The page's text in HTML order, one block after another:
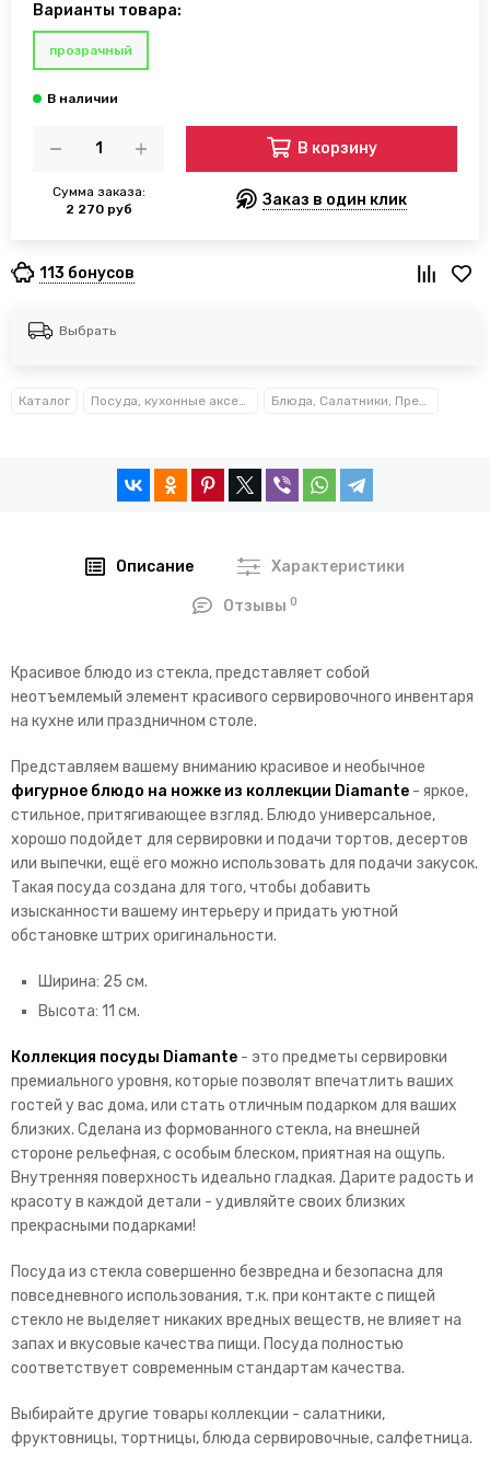
Варианты товара:
прозрачный
Сумма заказа:
2 270 руб
В корзину
Заказ в один клик
113 бонусов
Выбрать
Каталог Посуда, кухонные аксессуары и принадлежности TM Kamille TM Ofenbach Блюда, Салатники, Предметы сервировки Kamille™
Описание Характеристики
Отзывы0
Красивое блюдо из стекла, представляет собой
неотъемлемый элемент красивого сервировочного инвентаря
на кухне или праздничном столе.
Представляем вашему вниманию красивое и необычное
фигурное блюдо на ножке из коллекции Diamante - яркое,
стильное, притягивающее взгляд. Блюдо универсальное,
хорошо подойдет для сервировки и подачи тортов, десертов
или выпечки, ещё его можно использовать для подачи закусок.
Такая посуда создана для того, чтобы добавить
изысканности вашему интерьеру и придать уютной
обстановке штрих оригинальности.
Ширина: 25 см.
Высота: 11 см.
Коллекция посуды Diamante - это предметы сервировки
премиального уровня, которые позволят впечатлить ваших
гостей у вас дома, или стать отличным подарком для ваших
близких. Сделана из формованного стекла, на внешней
стороне рельефная, с особым блеском, приятная на ощупь.
Внутренняя поверхность идеально гладкая. Дарите радость и
красоту в каждой детали - удивляйте своих близких
прекрасными подарками!
Посуда из стекла совершенно безвредна и безопасна для
повседневного использования, т.к. при контакте с пищей
стекло не выделяет никаких вредных веществ, не влияет на
запах и вкусовые качества пищи. Посуда полностью
соответствует современным стандартам качества.
Выбирайте другие товары коллекции - салатники,
фруктовницы, тортницы, блюда сервировочные, салфетница.